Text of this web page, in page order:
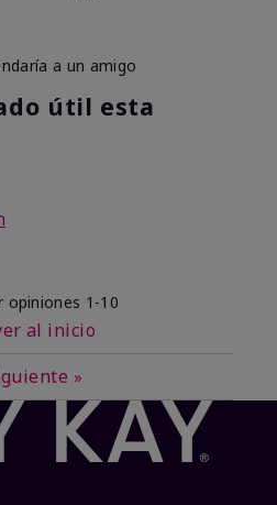
a un amigo
útil esta
opiniones 1-10
al inicio
»